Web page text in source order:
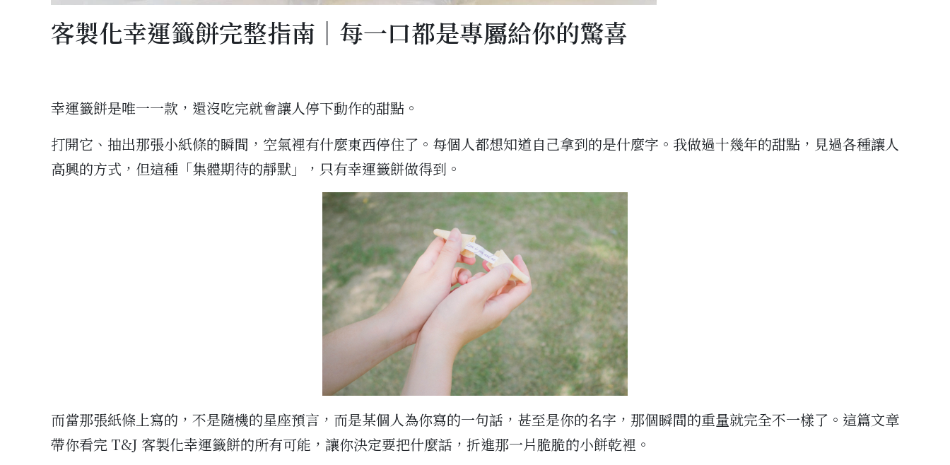
客製化幸運籤餅完整指南｜每一口都是專屬給你的驚喜
幸運籤餅是唯一一款，還沒吃完就會讓人停下動作的甜點。
打開它、抽出那張小紙條的瞬間，空氣裡有什麼東西停住了。每個人都想知道自己拿到的是什麼字。我做過十幾年的甜點，見過各種讓人
高興的方式，但這種「集體期待的靜默」，只有幸運籤餅做得到。
而當那張紙條上寫的，不是隨機的星座預言，而是某個人為你寫的一句話，甚至是你的名字，那個瞬間的重量就完全不一樣了。這篇文章
帶你看完 T&J 客製化幸運籤餅的所有可能，讓你決定要把什麼話，折進那一片脆脆的小餅乾裡。